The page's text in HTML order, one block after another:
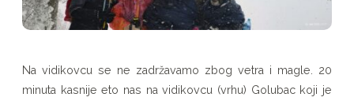
Na vidikovcu se ne zadržavamo zbog vetra i magle. 20
minuta kasnije eto nas na vidikovcu (vrhu) Golubac koji je